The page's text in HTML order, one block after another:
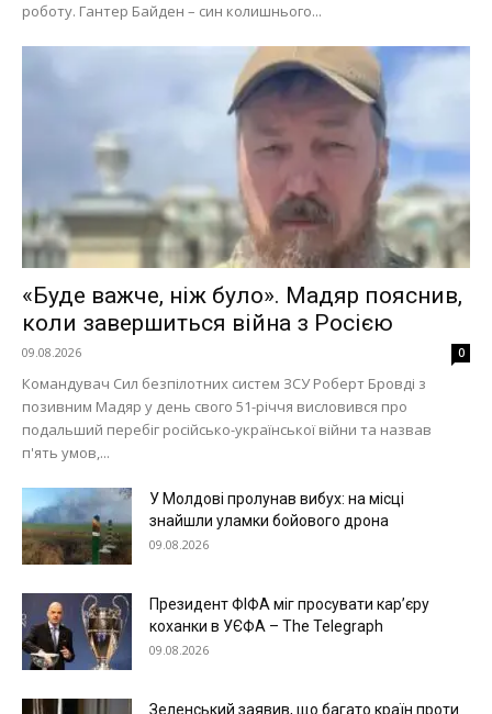
роботу. Гантер Байден – син колишнього...
«Буде важче, ніж було». Мадяр пояснив,
коли завершиться війна з Росією
09.08.2026 0
Командувач Сил безпілотних систем ЗСУ Роберт Бровді з
позивним Мадяр у день свого 51-річчя висловився про
подальший перебіг російсько-української війни та назвав
п'ять умов,...
У Молдові пролунав вибух: на місці
знайшли уламки бойового дрона
09.08.2026
Президент ФІФА міг просувати кар’єру
коханки в УЄФА – The Telegraph
09.08.2026
Зеленський заявив, що багато країн проти